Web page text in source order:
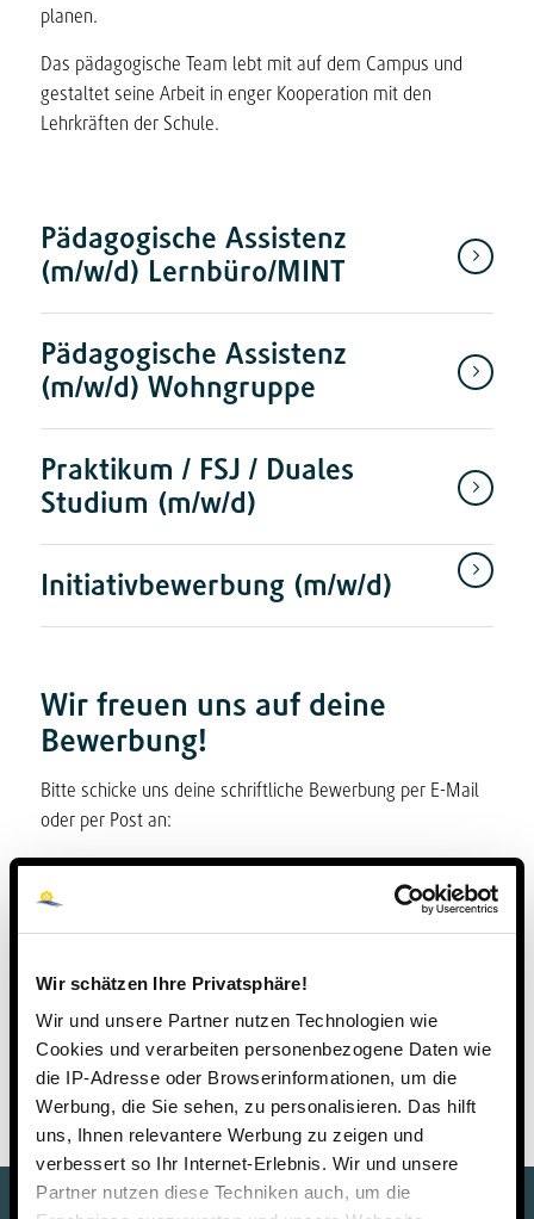
Wir schätzen Ihre Privatsphäre!
Wir und unsere Partner nutzen Technologien wie
Cookies und verarbeiten personenbezogene Daten wie
die IP-Adresse oder Browserinformationen, um die
Werbung, die Sie sehen, zu personalisieren. Das hilft
uns, Ihnen relevantere Werbung zu zeigen und
verbessert so Ihr Internet-Erlebnis. Wir und unsere
Partner nutzen diese Techniken auch, um die
planen.
Das pädagogische Team lebt mit auf dem Campus und
gestaltet seine Arbeit in enger Kooperation mit den
Lehrkräften der Schule.
Pädagogische Assistenz
(m/w/d) Lernbüro/MINT
Pädagogische Assistenz
(m/w/d) Wohngruppe
Praktikum / FSJ / Duales
Studium (m/w/d)
Initiativbewerbung (m/w/d)
Wir freuen uns auf deine
Bewerbung!
Bitte schicke uns deine schriftliche Bewerbung per E-Mail
oder per Post an:
Steinmühle – Schule & Internat
Steinmühlenweg 21
bewerbung@steinmuehle.de
oder nutze unser Bewerbungsformular auf den
Detailseiten der Stellenangebote.